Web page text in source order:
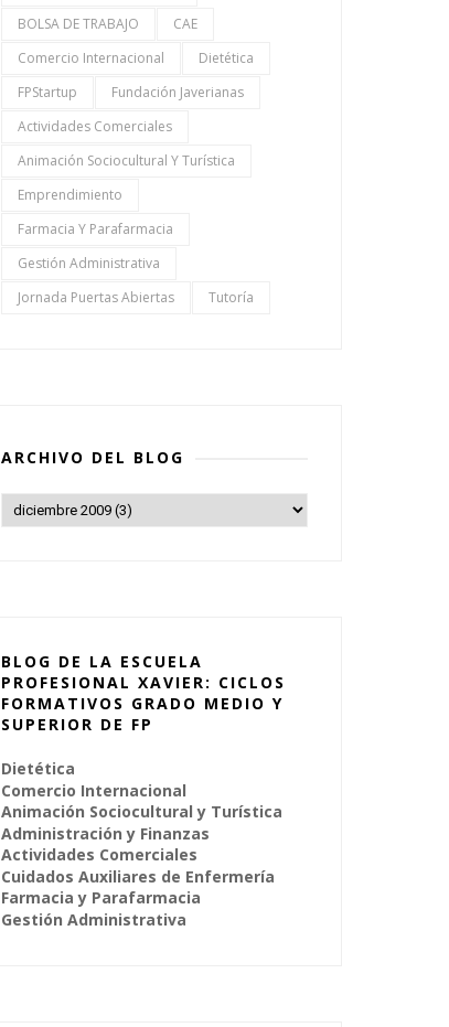
BOLSA DE TRABAJO
CAE
Comercio Internacional
Dietética
FPStartup
Fundación Javerianas
Actividades Comerciales
Animación Sociocultural Y Turística
Emprendimiento
Farmacia Y Parafarmacia
Gestión Administrativa
Jornada Puertas Abiertas
Tutoría
ARCHIVO DEL BLOG
BLOG DE LA ESCUELA
PROFESIONAL XAVIER: CICLOS
FORMATIVOS GRADO MEDIO Y
SUPERIOR DE FP
Dietética
Comercio Internacional
Animación Sociocultural y Turística
Administración y Finanzas
Actividades Comerciales
Cuidados Auxiliares de Enfermería
Farmacia y Parafarmacia
Gestión Administrativa